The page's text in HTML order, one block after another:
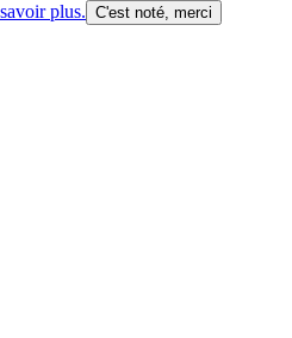
plus. C'est noté, merci